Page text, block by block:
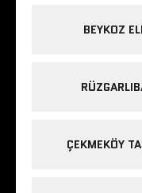
BEYKOZ
ÇEKMEKÖY